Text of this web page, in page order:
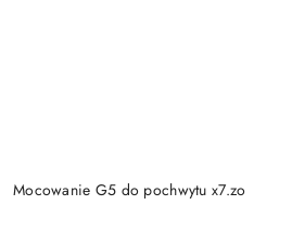
Mocowanie G5 do pochwytu x7.zo